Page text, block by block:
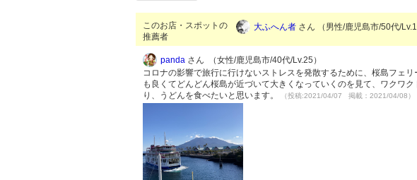
このお店・スポットの
推薦者
大ふへん者 さん （男性/鹿児島市/50代/
panda さん （女性/鹿児島市/40代/Lv.25）
コロナの影響で旅行に行けないストレスを発散するために、桜島フェ
も良くてどんどん桜島が近づいて大きくなっていくのを見て、ワクワ
り、うどんを食べたいと思います。
（投稿:2021/04/07 掲載：2021/04/08）